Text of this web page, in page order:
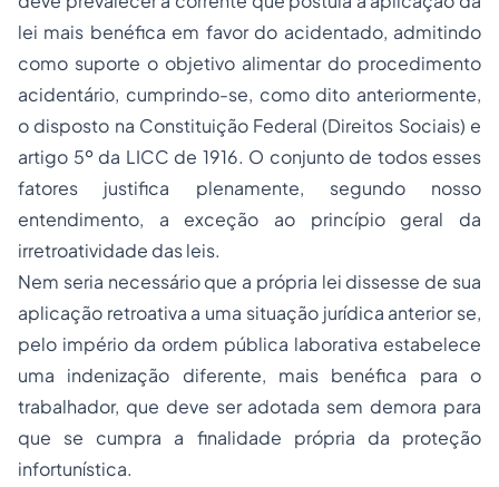
lei mais benéfica em favor do acidentado, admitindo
como suporte o objetivo alimentar do procedimento
acidentário, cumprindo-se, como dito anteriormente,
o disposto na Constituição Federal (Direitos Sociais) e
artigo 5º da LICC de 1916. O conjunto de todos esses
fatores justifica plenamente, segundo nosso
entendimento, a exceção ao princípio geral da
irretroatividade das leis.
Nem seria necessário que a própria lei dissesse de sua
aplicação retroativa a uma situação jurídica anterior se,
pelo império da ordem pública laborativa estabelece
uma indenização diferente, mais benéfica para o
trabalhador, que deve ser adotada sem demora para
que se cumpra a finalidade própria da proteção
infortunística.